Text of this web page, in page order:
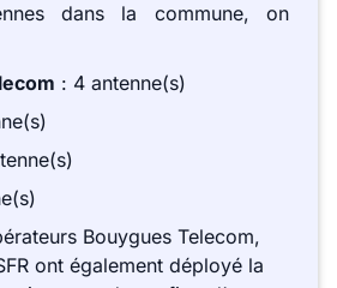
dans la commune, on
: 4 antenne(s)
Bouygues Telecom,
ont également déployé la